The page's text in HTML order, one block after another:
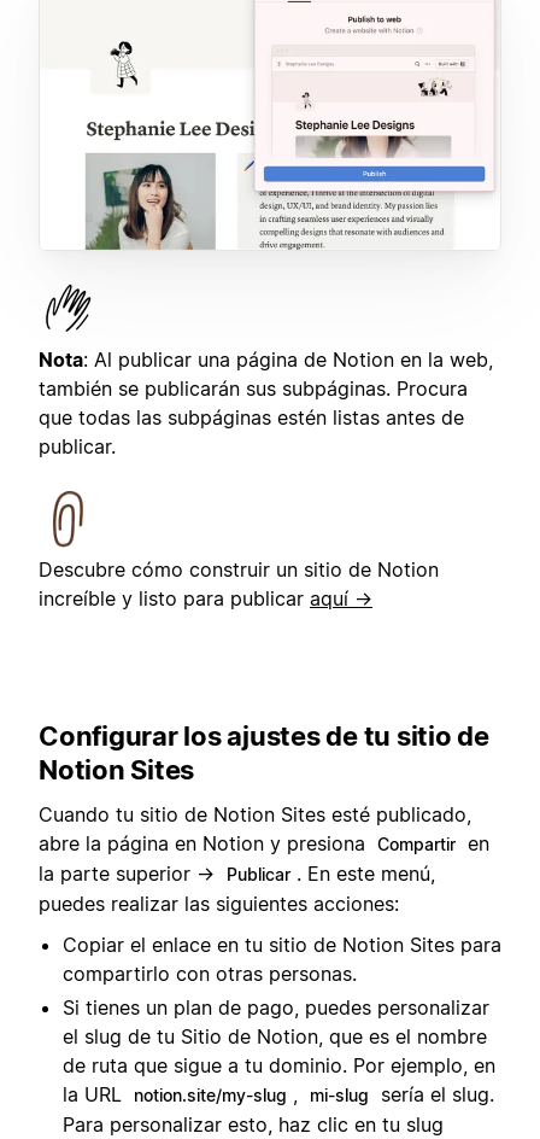
Nota: Al publicar una página de Notion en la web,
también se publicarán sus subpáginas. Procura
que todas las subpáginas estén listas antes de
publicar.
Descubre cómo construir un sitio de Notion
increíble y listo para publicar aquí →
Configurar los ajustes de tu sitio de
Notion Sites
Cuando tu sitio de Notion Sites esté publicado,
abre la página en Notion y presiona
Compartir en
la parte superior →
Publicar . En este menú,
puedes realizar las siguientes acciones:
Copiar el enlace en tu sitio de Notion Sites para
compartirlo con otras personas.
Si tienes un plan de pago, puedes personalizar
el slug de tu Sitio de Notion, que es el nombre
de ruta que sigue a tu dominio. Por ejemplo, en
la URL
notion.site/my-slug , mi-slug
sería el slug.
Para personalizar esto, haz clic en tu slug